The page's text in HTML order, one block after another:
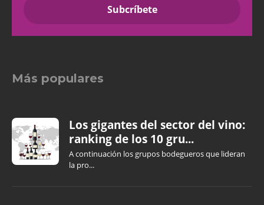
Más populares
Los gigantes del sector del vino:
ranking de los 10 gru...
A continuación los grupos bodegueros que lideran
la pro...